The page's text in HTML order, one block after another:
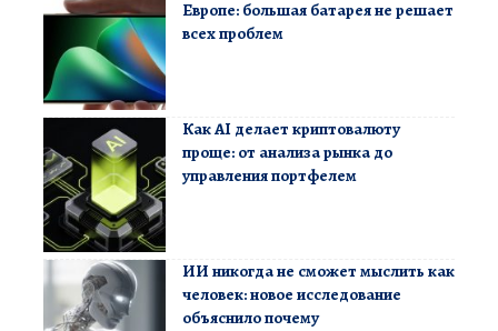
Европе: большая батарея не решает
всех проблем
Как AI делает криптовалюту
проще: от анализа рынка до
управления портфелем
ИИ никогда не сможет мыслить как
человек: новое исследование
объяснило почему